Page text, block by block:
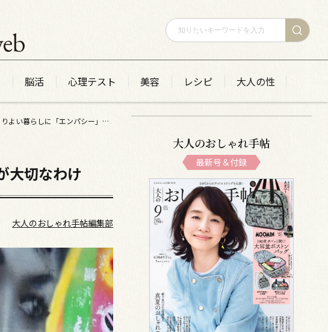
脳活 心理テスト 美容 レシピ 大人の性
【ブレイディみかこさんインタビュー〈前編〉】 50代の暮らし哲学……よりよい暮らしに「エンパシー」が大切なわけ
大切なわけ
大人のおしゃれ手帖編集部
大人のおしゃれ手帖
最新号＆付録